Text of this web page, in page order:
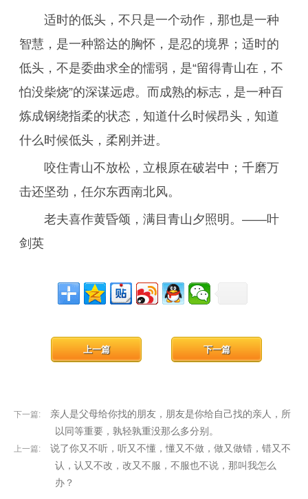
适时的低头，不只是一个动作，那也是一种
智慧，是一种豁达的胸怀，是忍的境界；适时的
低头，不是委曲求全的懦弱，是“留得青山在，不
怕没柴烧”的深谋远虑。而成熟的标志，是一种百
炼成钢绕指柔的状态，知道什么时候昂头，知道
什么时候低头，柔刚并进。
咬住青山不放松，立根原在破岩中；千磨万
击还坚劲，任尔东西南北风。
老夫喜作黄昏颂，满目青山夕照明。——叶
剑英
下一篇:
亲人是父母给你找的朋友，朋友是你给自己找的亲人，所
以同等重要，孰轻孰重没那么多分别。
下一篇
上一篇:
说了你又不听，听又不懂，懂又不做，做又做错，错又不
认，认又不改，改又不服，不服也不说，那叫我怎么
办？
上一篇